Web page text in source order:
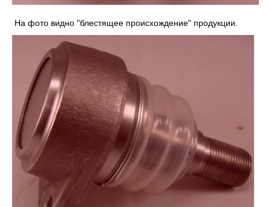
На фото видно "блестящее происхождение" продукции.